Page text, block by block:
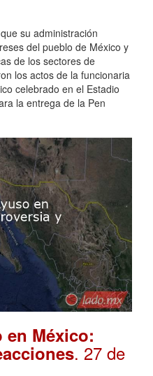
su administración
del pueblo de México y
de los sectores de
los actos de la funcionaria
celebrado en el Estadio
la entrega de la Pen
en México:
. 27 de